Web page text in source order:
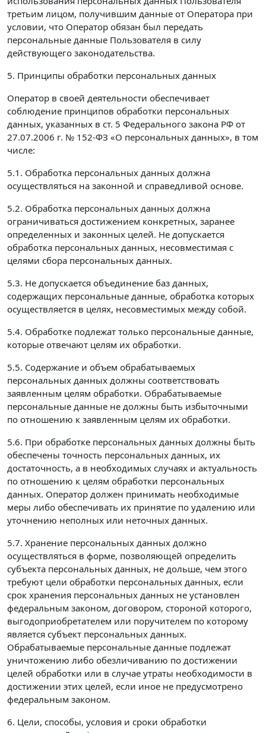
третьим лицом, получившим данные от Оператора при
условии, что Оператор обязан был передать
персональные данные Пользователя в силу
действующего законодательства.
5. Принципы обработки персональных данных
Оператор в своей деятельности обеспечивает
соблюдение принципов обработки персональных
данных, указанных в ст. 5 Федерального закона РФ от
27.07.2006 г. № 152-ФЗ «О персональных данных», в том
числе:
5.1. Обработка персональных данных должна
осуществляться на законной и справедливой основе.
5.2. Обработка персональных данных должна
ограничиваться достижением конкретных, заранее
определенных и законных целей. Не допускается
обработка персональных данных, несовместимая с
целями сбора персональных данных.
5.3. Не допускается объединение баз данных,
содержащих персональные данные, обработка которых
осуществляется в целях, несовместимых между собой.
5.4. Обработке подлежат только персональные данные,
которые отвечают целям их обработки.
5.5. Содержание и объем обрабатываемых
персональных данных должны соответствовать
заявленным целям обработки. Обрабатываемые
персональные данные не должны быть избыточными
по отношению к заявленным целям их обработки.
5.6. При обработке персональных данных должны быть
обеспечены точность персональных данных, их
достаточность, а в необходимых случаях и актуальность
по отношению к целям обработки персональных
данных. Оператор должен принимать необходимые
меры либо обеспечивать их принятие по удалению или
уточнению неполных или неточных данных.
5.7. Хранение персональных данных должно
осуществляться в форме, позволяющей определить
субъекта персональных данных, не дольше, чем этого
требуют цели обработки персональных данных, если
срок хранения персональных данных не установлен
федеральным законом, договором, стороной которого,
выгодоприобретателем или поручителем по которому
является субъект персональных данных.
Обрабатываемые персональные данные подлежат
уничтожению либо обезличиванию по достижении
целей обработки или в случае утраты необходимости в
достижении этих целей, если иное не предусмотрено
федеральным законом.
6. Цели, способы, условия и сроки обработки